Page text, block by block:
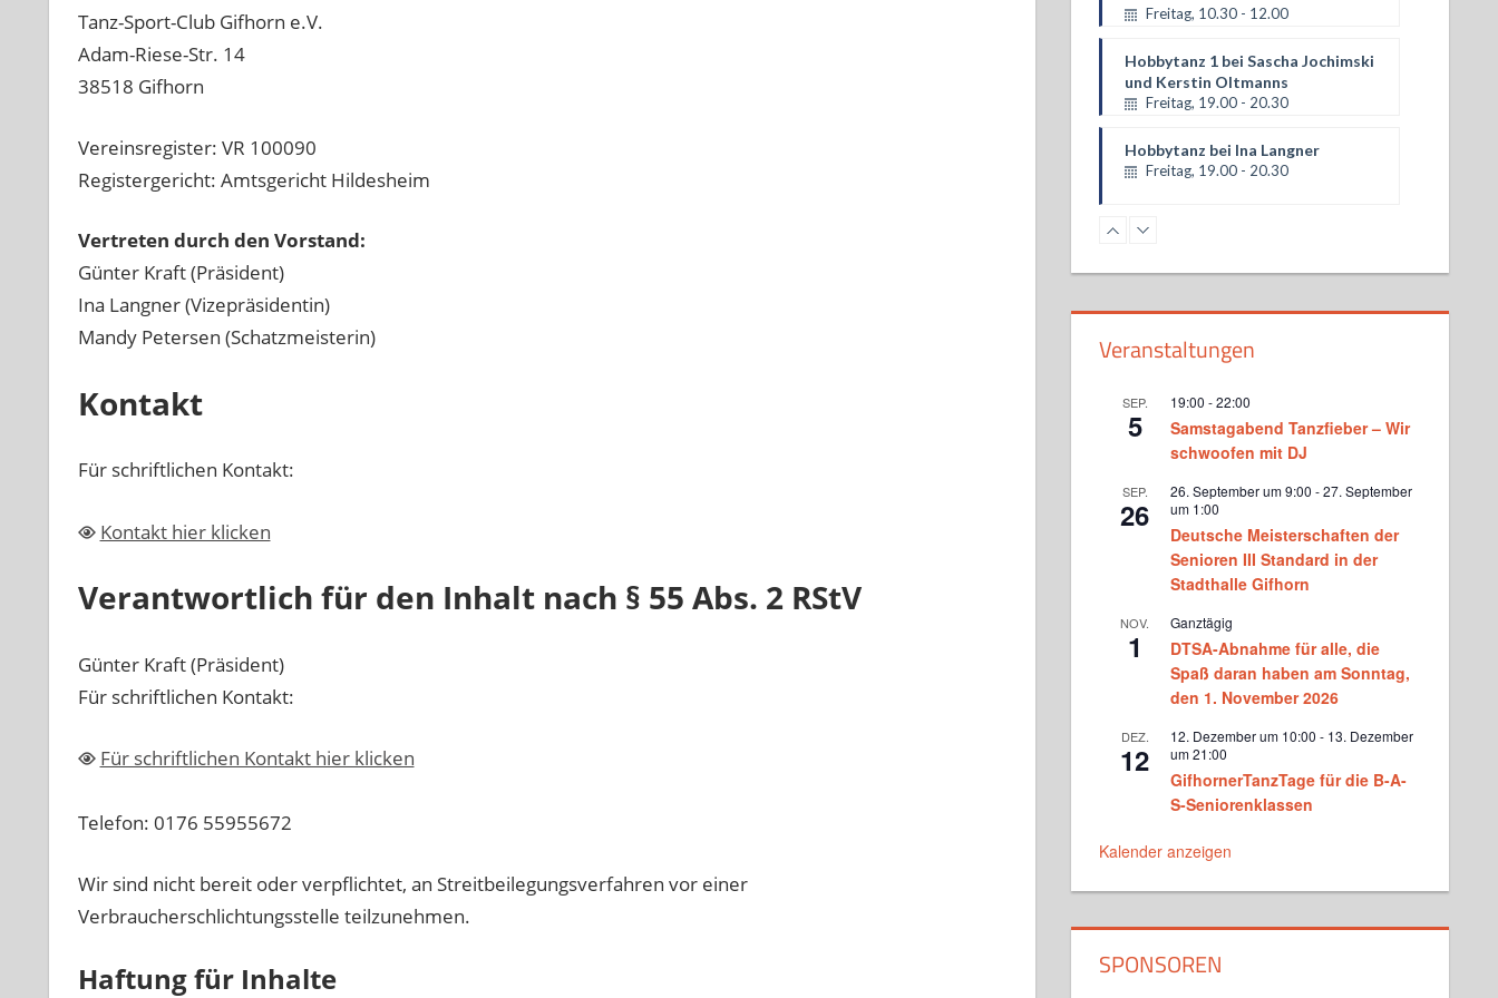
Tanz-Sport-Club Gifhorn e.V.
Adam-Riese-Str. 14
38518 Gifhorn
Vereinsregister: VR 100090
Registergericht: Amtsgericht Hildesheim
Vertreten durch den Vorstand:
Günter Kraft (Präsident)
Ina Langner (Vizepräsidentin)
Mandy Petersen (Schatzmeisterin)
Kontakt
Für schriftlichen Kontakt:
Kontakt hier klicken
Verantwortlich für den Inhalt nach § 55 Abs. 2 RStV
Günter Kraft (Präsident)
Für schriftlichen Kontakt:
Für schriftlichen Kontakt hier klicken
Telefon: 0176 55955672
Wir sind nicht bereit oder verpflichtet, an Streitbeilegungsverfahren vor einer
Verbraucherschlichtungsstelle teilzunehmen.
Haftung für Inhalte
Hobbytanz 1 bei Sascha Jochimski
Hobbytanz bei Ina Langner
Freitag, 20.30 - 22.00
SALSATION® mit Heike Schubert
Hobbytanzggruppe bei Ina
Sonntag, 17.00 - 18.30
Hobbytanz bei Lajos Nagy
Parmigeis bei Ina Langner
Montag, 18.30 - 20.00
Hobbytanz bei Lajos Nagy
Montag, 18.30 - 20.00
und Matthias Donners
Dienstag, 18.30 - 20.00
Standardformation bei Martina
Dienstag, 20.00 - 20.45
Standard Jugendtraining bei
Mittwoch, 17.15 - 18.45
Veranstaltungen
SEP.
5
19:00 -22:00
Samstagabend Tanzfieber – Wir
schwoofen mit DJ
SEP.
26
26. September um 9:00 -27. September
um 1:00
Deutsche Meisterschaften der
Senioren III Standard in der
Stadthalle Gifhorn
NOV.
1
Ganztägig
DTSA-Abnahme für alle, die
Spaß daran haben am Sonntag,
den 1. November 2026
DEZ.
12
12. Dezember um 10:00 - 13. Dezember
um 21:00
GifhornerTanzTage für die B-A-
S-Seniorenklassen
Kalender anzeigen
SPONSOREN